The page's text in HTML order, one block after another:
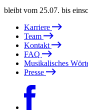
bleibt vom 25.07. bis
Karriere
Team
Kontakt
FAQ
Musikalisches
Presse